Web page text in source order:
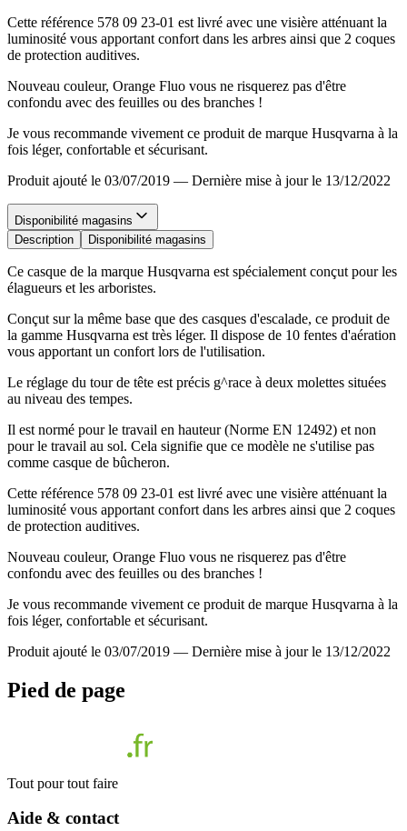
Cette référence 578 09 23-01 est livré avec une visière atténuant la
luminosité vous apportant confort dans les arbres ainsi que 2 coques
de protection auditives.
Nouveau couleur, Orange Fluo vous ne risquerez pas d'être
confondu avec des feuilles ou des branches !
Je vous recommande vivement ce produit de marque Husqvarna à la
fois léger, confortable et sécurisant.
Produit ajouté le 03/07/2019 — Dernière mise à jour le 13/12/2022
Disponibilité magasins
Description
Disponibilité magasins
Ce casque de la marque Husqvarna est spécialement conçut pour les
élagueurs et les arboristes.
Conçut sur la même base que des casques d'escalade, ce produit de
la gamme Husqvarna est très léger. Il dispose de 10 fentes d'aération
vous apportant un confort lors de l'utilisation.
Le réglage du tour de tête est précis g^race à deux molettes situées
au niveau des tempes.
Il est normé pour le travail en hauteur (Norme EN 12492) et non
pour le travail au sol. Cela signifie que ce modèle ne s'utilise pas
comme casque de bûcheron.
Cette référence 578 09 23-01 est livré avec une visière atténuant la
luminosité vous apportant confort dans les arbres ainsi que 2 coques
de protection auditives.
Nouveau couleur, Orange Fluo vous ne risquerez pas d'être
confondu avec des feuilles ou des branches !
Je vous recommande vivement ce produit de marque Husqvarna à la
fois léger, confortable et sécurisant.
Produit ajouté le 03/07/2019 — Dernière mise à jour le 13/12/2022
Pied de page
Tout pour tout faire
Aide & contact